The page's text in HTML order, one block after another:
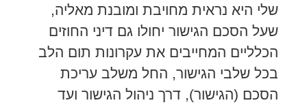
שלי היא נראית מחויבת ומובנת מאליה,
שעל הסכם הגישור יחולו גם דיני החוזים
הכלליים המחייבים את עקרונות תום הלב
בכל שלבי הגישור, החל משלב עריכת
הסכם (הגישור), דרך ניהול הגישור ועד